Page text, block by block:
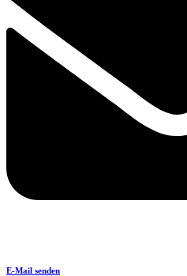
E-Mail senden